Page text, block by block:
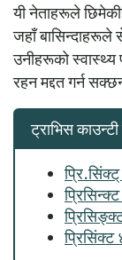
यी नेताहरूले
जहाँ बासिन्दाहरूले
उनीहरूको स्वास्थ्य
रहन मद्दत गर्न
ट्राभिस
प्रिसिंक्ट